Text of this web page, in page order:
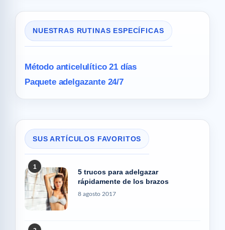
NUESTRAS RUTINAS ESPECÍFICAS
Método anticelulítico 21 días
Paquete adelgazante 24/7
SUS ARTÍCULOS FAVORITOS
1
5 trucos para adelgazar
rápidamente de los brazos
8 agosto 2017